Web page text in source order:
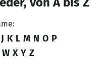
J K L M N O P
W X Y Z